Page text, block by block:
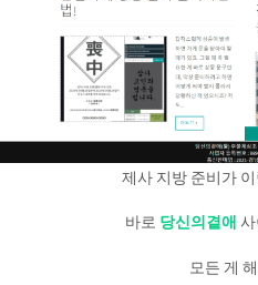
제사 지방 준비가
바로 당신의곁애
모든 게